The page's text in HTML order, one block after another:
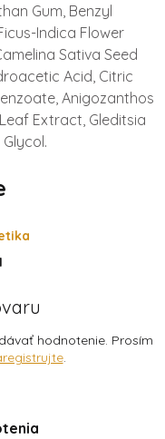
Gum, Benzyl
Indica Flower
Sativa Seed
Acid, Citric
Anigozanthos
Extract, Gleditsia
hodnotenie. Prosím
.